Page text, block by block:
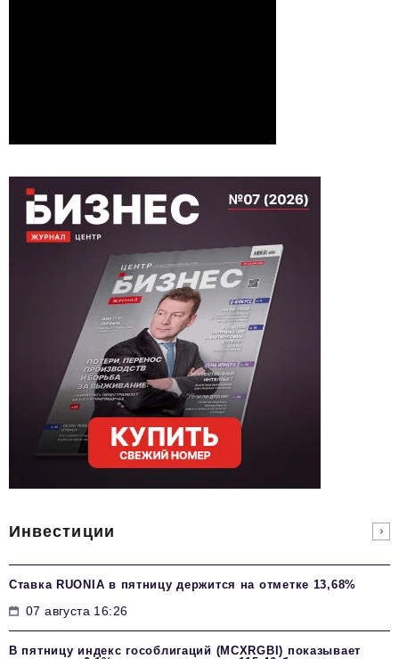
Инвестиции
Ставка RUONIA в пятницу держится на отметке 13,68%
07 августа 16:26
В пятницу индекс гособлигаций (MCXRGBI) показывает